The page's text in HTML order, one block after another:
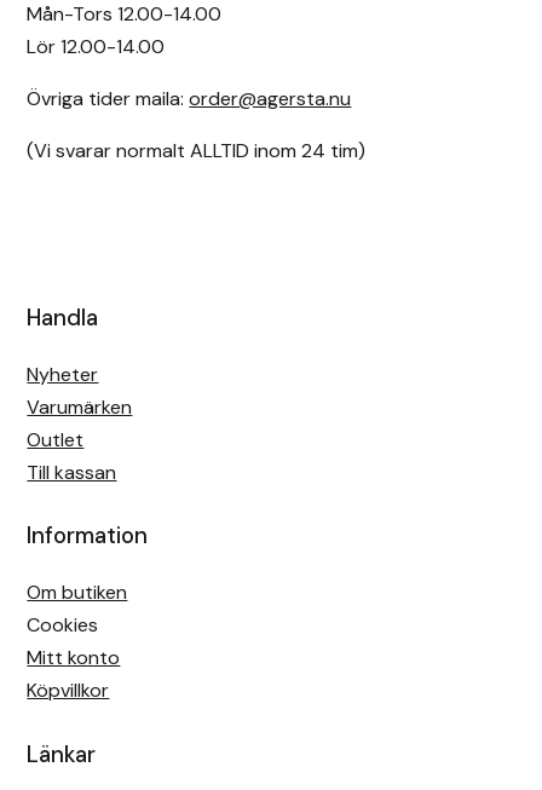
Mån-Tors 12.00-14.00
Lör 12.00-14.00
Övriga tider maila:order@agersta.nu
(Vi svarar normalt ALLTID inom 24 tim)
Handla
Nyheter
Varumärken
Outlet
Till kassan
Information
Om butiken
Cookies
Mitt konto
Köpvillkor
Länkar